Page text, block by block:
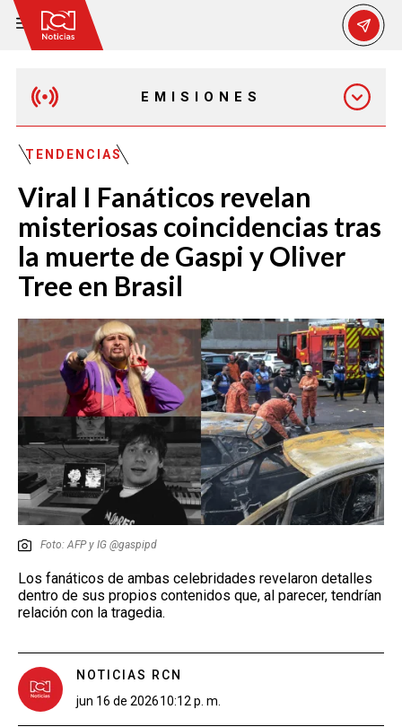
EMISIONES
EMISIÓN 12:30 PM
EMISIÓN 7:00 PM
EMISIÓN 11:30 PM
TENDENCIAS
Viral I Fanáticos revelan
misteriosas coincidencias tras
la muerte de Gaspi y Oliver
Tree en Brasil
Foto: AFP y IG @gaspipd
Los fanáticos de ambas celebridades revelaron detalles
dentro de sus propios contenidos que, al parecer, tendrían
relación con la tragedia.
NOTICIAS RCN
jun 16 de 202610:12 p. m.